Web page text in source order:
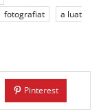
fotografiat
a luat
Pinterest